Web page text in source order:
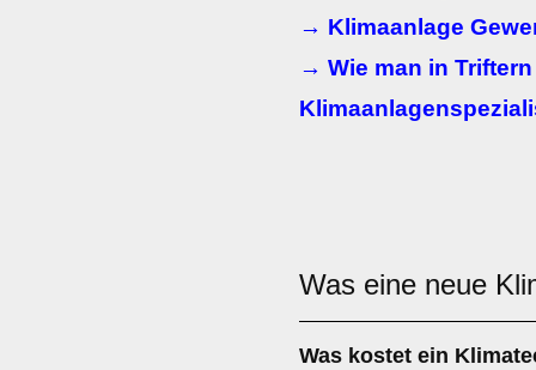
→ Klimaanlage
→ Wie man in
Was eine neue
Was kostet ein